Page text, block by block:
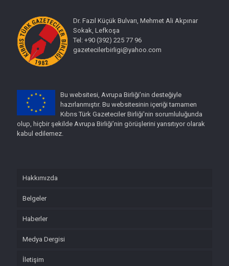
Dr. Fazıl Küçük Bulvarı, Mehmet Ali Akpınar
Sokak, Lefkoşa
Tel: +90 (392) 225 77 96
gazetecilerbirligi@yahoo.com
Bu websitesi, Avrupa Birliği’nin desteğiyle
hazırlanmıştır. Bu websitesinin içeriği tamamen
Kıbrıs Türk Gazeteciler Birliği'nin sorumluluğunda
olup, hiçbir şekilde Avrupa Birliği’nin görüşlerini yansıtıyor olarak
kabul edilemez.
Hakkımızda
Belgeler
Haberler
Medya Dergisi
İletişim